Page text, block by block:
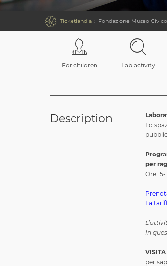
 Ticketlandia Fondazione Museo
For children Lab activity
Description
Lo
per
Ore 15-
La
In
VISITA
per